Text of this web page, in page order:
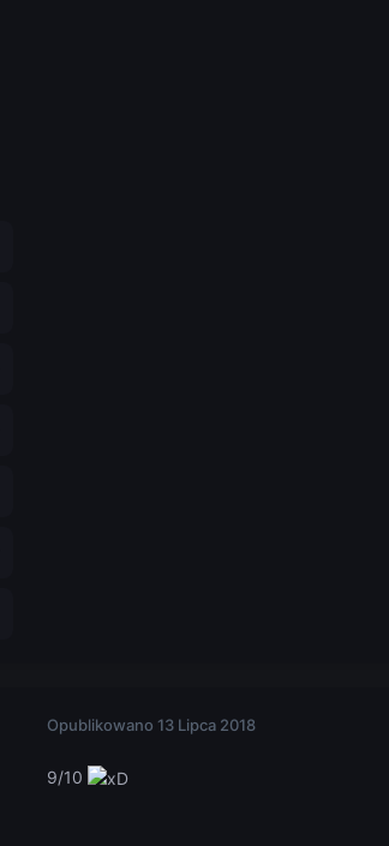
Opublikowano 13 Lipca 2018
9/10